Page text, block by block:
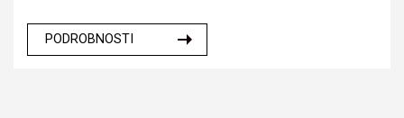
PODROBNOSTI